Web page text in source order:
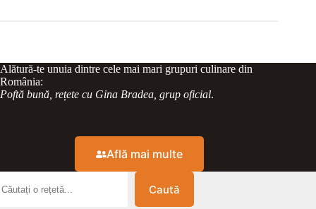
Alătură-te unuia dintre cele mai mari grupuri culinare din
România:
Poftă bună, rețete cu Gina Bradea, grup oficial.
Află mai multe
Caută